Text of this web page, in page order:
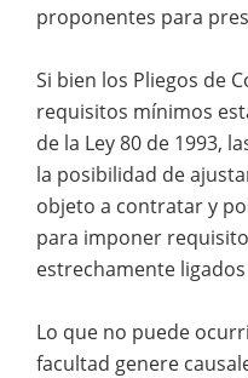
proponentes para
Si bien los Pliegos de
requisitos mínimos
de la Ley 80 de 1993,
la posibilidad de
objeto a contratar y
para imponer
estrechamente
Lo que no puede
facultad genere